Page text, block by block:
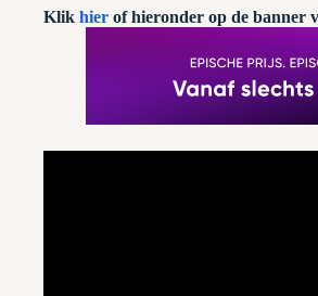
Klik hier of hieronder op de banner